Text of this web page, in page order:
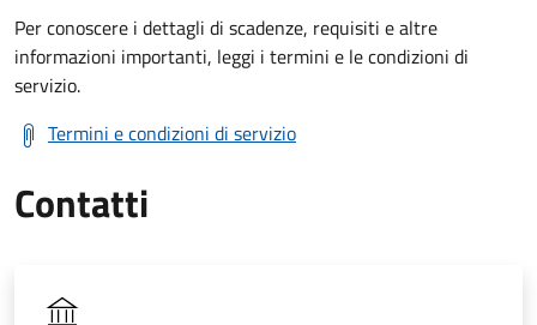
Per conoscere i dettagli di scadenze, requisiti e altre
informazioni importanti, leggi i termini e le condizioni di
servizio.
Termini e condizioni di servizio
Contatti